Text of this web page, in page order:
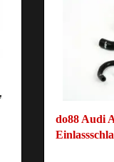
do88 Audi